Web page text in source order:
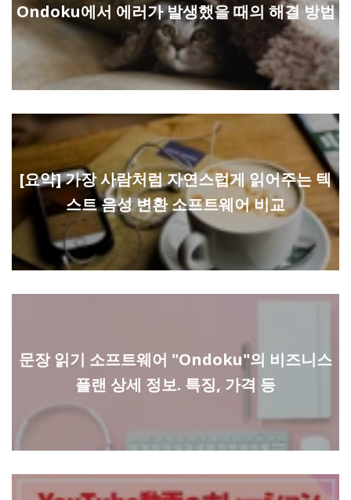
Ondoku에서 에러가 발생했을 때의 해결 방법
[요약] 가장 사람처럼 자연스럽게 읽어주는 텍
스트 음성 변환 소프트웨어 비교
문장 읽기 소프트웨어 "Ondoku"의 비즈니스
플랜 상세 정보. 특징, 가격 등